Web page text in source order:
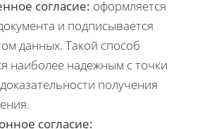
согласие: оформляется
и подписывается
данных. Такой способ
наиболее надежным с точки
получения
согласие: